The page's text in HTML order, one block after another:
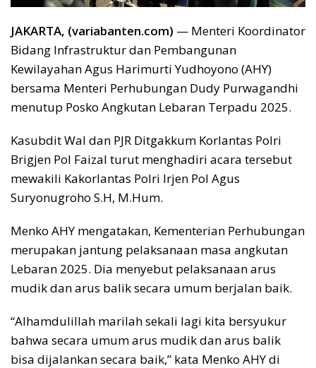
JAKARTA, (variabanten.com) — Menteri Koordinator
Bidang Infrastruktur dan Pembangunan
Kewilayahan Agus Harimurti Yudhoyono (AHY)
bersama Menteri Perhubungan Dudy Purwagandhi
menutup Posko Angkutan Lebaran Terpadu 2025.
Kasubdit Wal dan PJR Ditgakkum Korlantas Polri
Brigjen Pol Faizal turut menghadiri acara tersebut
mewakili Kakorlantas Polri Irjen Pol Agus
Suryonugroho S.H, M.Hum.
Menko AHY mengatakan, Kementerian Perhubungan
merupakan jantung pelaksanaan masa angkutan
Lebaran 2025. Dia menyebut pelaksanaan arus
mudik dan arus balik secara umum berjalan baik.
“Alhamdulillah marilah sekali lagi kita bersyukur
bahwa secara umum arus mudik dan arus balik
bisa dijalankan secara baik,” kata Menko AHY di